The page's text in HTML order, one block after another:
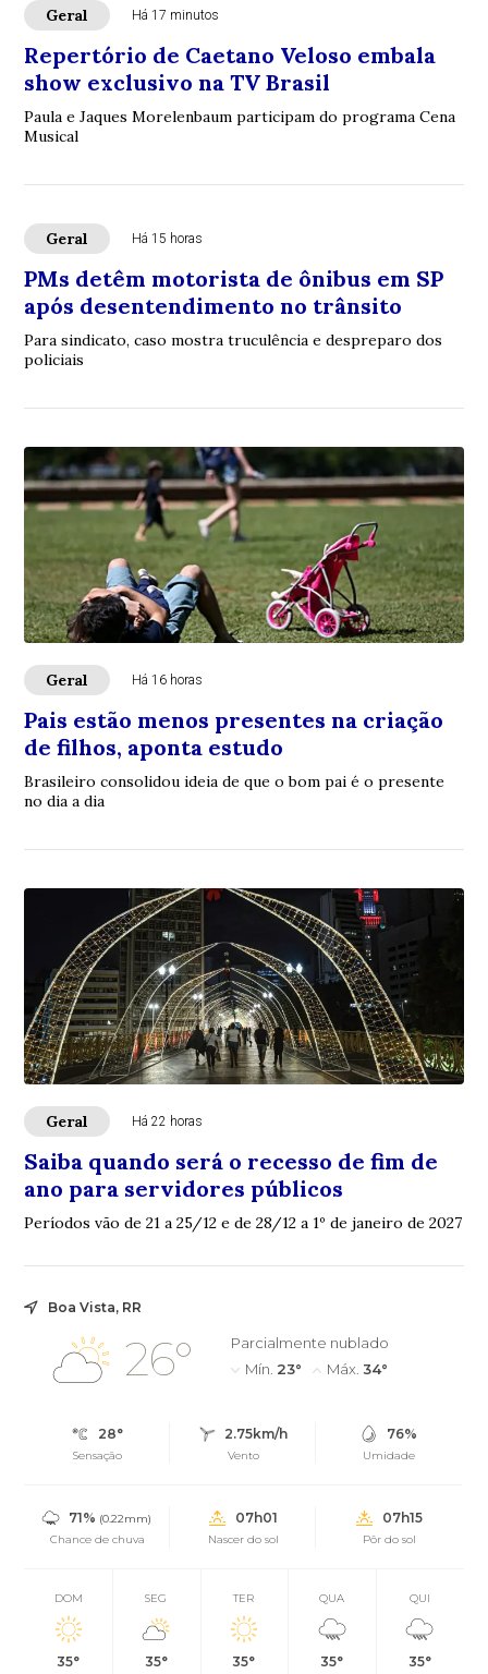
Geral Há 17 minutos
Repertório de Caetano Veloso embala
show exclusivo na TV Brasil
Paula e Jaques Morelenbaum participam do programa Cena
Musical
Geral Há 15 horas
PMs detêm motorista de ônibus em SP
após desentendimento no trânsito
Para sindicato, caso mostra truculência e despreparo dos
policiais
Geral Há 16 horas
Pais estão menos presentes na criação
de filhos, aponta estudo
Brasileiro consolidou ideia de que o bom pai é o presente
no dia a dia
Geral Há 22 horas
Saiba quando será o recesso de fim de
ano para servidores públicos
Períodos vão de 21 a 25/12 e de 28/12 a 1º de janeiro de 2027
Boa Vista, RR
26°
Parcialmente nublado
Mín. 23° Máx. 34°
28°
Sensação
2.75km/h
Vento
76%
Umidade
71% (0.22mm)
Chance de chuva
07h01
Nascer do sol
07h15
Pôr do sol
DOM
35°
SEG
35°
TER
35°
QUA
35°
QUI
35°